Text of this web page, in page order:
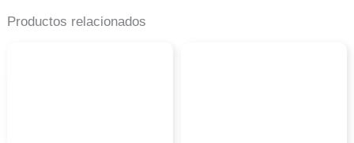
Productos relacionados